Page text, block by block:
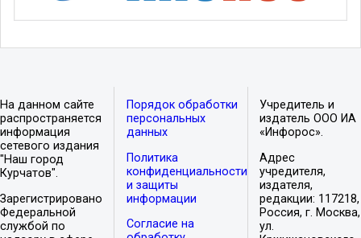
На данном сайте
распространяется
информация
сетевого издания
"Наш город
Курчатов".
Зарегистрировано
Федеральной
службой по
Порядок обработки
персональных
данных
Политика
конфиденциальности
и защиты
информации
Согласие на
Учредитель и
издатель ООО ИА
«Инфорос».
Адрес
учредителя,
издателя,
редакции: 117218,
Россия, г. Москва,
ул.